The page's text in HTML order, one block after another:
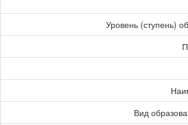
Уровень (ступень)
Вид